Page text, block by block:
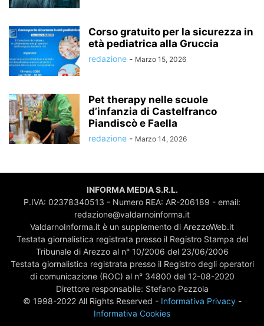
Corso gratuito per la sicurezza in
età pediatrica alla Gruccia
redazione - Marzo 15, 2026
Pet therapy nelle scuole
d’infanzia di Castelfranco
Piandiscò e Faella
redazione - Marzo 14, 2026
INFORMA MEDIA S.R.L.
P.IVA: 02378340513 - Numero REA: AR-206189 - email:
redazione@valdarnoinforma.it
ValdarnoInforma.it è un supplemento di ArezzoWeb.it
Testata giornalistica registrata presso il Registro Stampa del
Tribunale di Arezzo al n° 10/2006 del 23/06/2006
Testata giornalistica registrata presso il Registro degli operatori
di comunicazione (ROC) al n° 34800 del 12-08-2020
Direttore responsabile: Stefano Pezzola
© 1998-2022 All Rights Reserved - Informativa Privacy-
Informativa Cookies